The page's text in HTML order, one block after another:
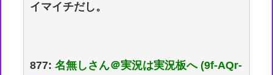
イマイチだし。
877:名無しさん＠実況は実況板へ (9f-AQr-